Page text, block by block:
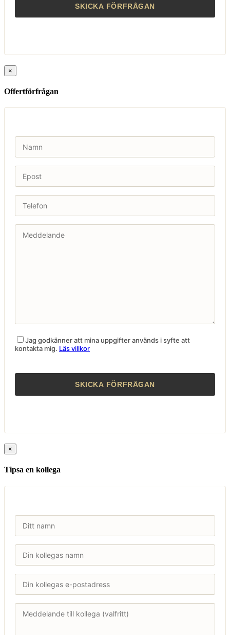
×
Offertförfrågan
Jag godkänner att mina uppgifter används i syfte att
kontakta mig. Läs villkor
×
Tipsa en kollega